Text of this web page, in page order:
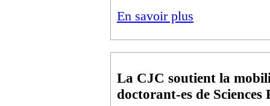
En savoir plus
La CJC soutient la
doctorant-es de Sciences